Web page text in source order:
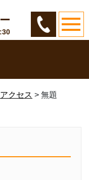
クセス > 無題